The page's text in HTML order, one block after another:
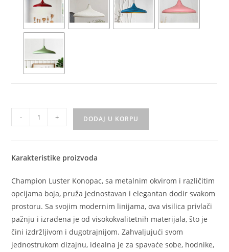
- + DODAJ U KORPU
Karakteristike proizvoda
Champion Luster Konopac, sa metalnim okvirom i različitim
opcijama boja, pruža jednostavan i elegantan dodir svakom
prostoru. Sa svojim modernim linijama, ova visilica privlači
pažnju i izrađena je od visokokvalitetnih materijala, što je
čini izdržljivom i dugotrajnijom. Zahvaljujući svom
jednostrukom dizajnu, idealna je za spavaće sobe, hodnike,